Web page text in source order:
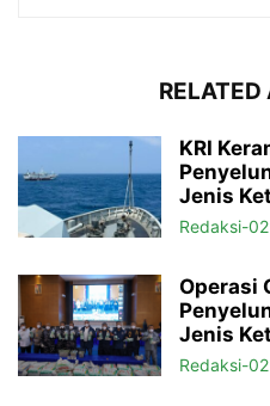
RELATED
KRI
Jenis
Redaksi-02
Operasi
Jenis
Redaksi-02